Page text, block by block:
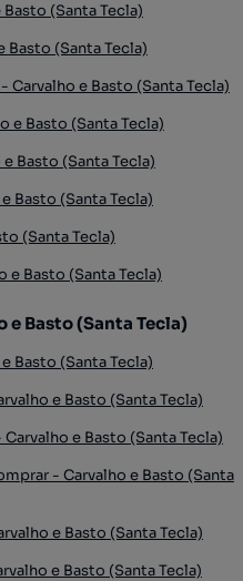
(Santa Tecla)
Basto (Santa Tecla)
Carvalho e Basto (Santa Tecla)
e Basto (Santa Tecla)
Basto (Santa Tecla)
Basto (Santa Tecla)
(Santa Tecla)
e Basto (Santa Tecla)
Basto (Santa Tecla)
Basto (Santa Tecla)
e Basto (Santa Tecla)
e Basto (Santa Tecla)
- Carvalho e Basto (Santa
e Basto (Santa Tecla)
e Basto (Santa Tecla)